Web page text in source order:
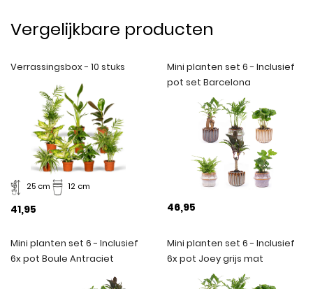
Vergelijkbare producten
Verrassingsbox - 10 stuks
25 cm 12 cm
41,95
Mini planten set 6 - Inclusief
pot set Barcelona
46,95
Mini planten set 6 - Inclusief
6x pot Boule Antraciet
Mini planten set 6 - Inclusief
6x pot Joey grijs mat